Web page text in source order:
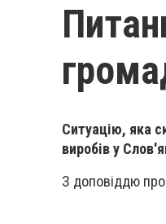
Ситуацію, яка
виробів у
З доповіддю про